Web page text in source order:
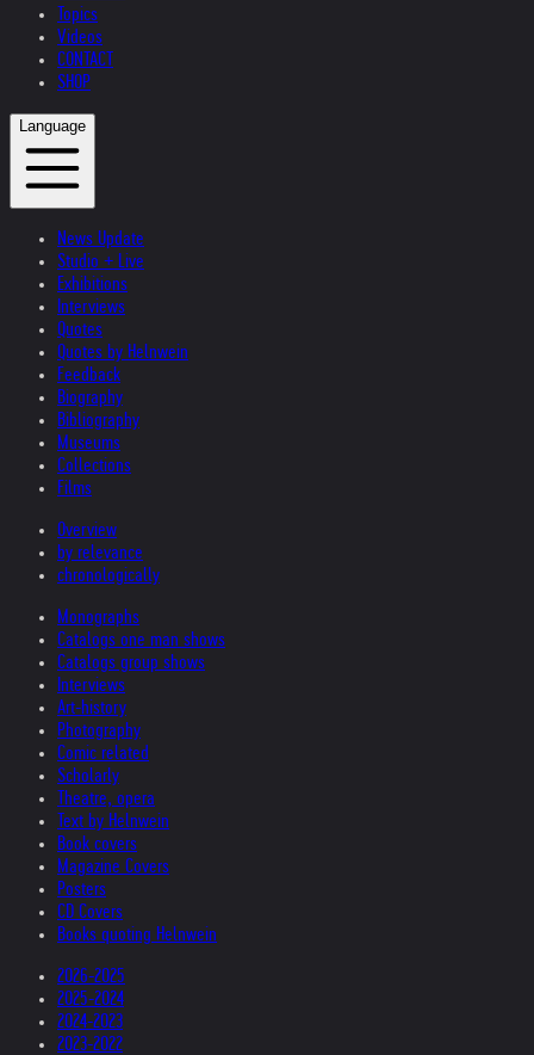
Topics
Videos
CONTACT
SHOP
Language
News Update
Studio + Live
Exhibitions
Interviews
Quotes
Quotes by Helnwein
Feedback
Biography
Bibliography
Museums
Collections
Films
Overview
by relevance
chronologically
Monographs
Catalogs one man shows
Catalogs group shows
Interviews
Art-history
Photography
Comic related
Scholarly
Theatre, opera
Text by Helnwein
Book covers
Magazine Covers
Posters
CD Covers
Books quoting Helnwein
2026-2025
2025-2024
2024-2023
2023-2022